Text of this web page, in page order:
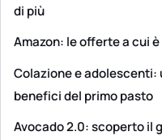
di più
Amazon: le offerte a cui
Colazione e adolescenti:
benefici del primo pasto
Avocado 2.0: scoperto il